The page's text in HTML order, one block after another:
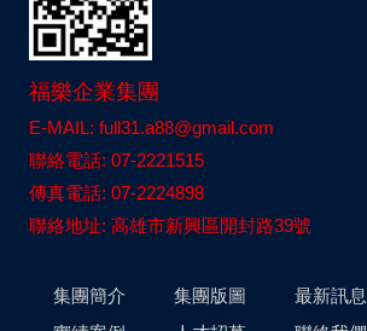
福樂企業集團
E-MAIL: full31.a88@gmail.com
聯絡電話: 07-2221515
傳真電話: 07-2224898
聯絡地址: 高雄市新興區開封路39號
集團簡介 集團版圖 最新訊息